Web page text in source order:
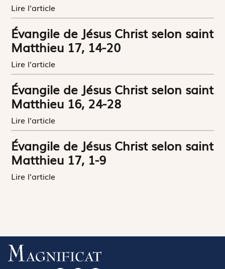
Lire l'article
Évangile de Jésus Christ selon saint
Matthieu 17, 14-20
Lire l'article
Évangile de Jésus Christ selon saint
Matthieu 16, 24-28
Lire l'article
Évangile de Jésus Christ selon saint
Matthieu 17, 1-9
Lire l'article